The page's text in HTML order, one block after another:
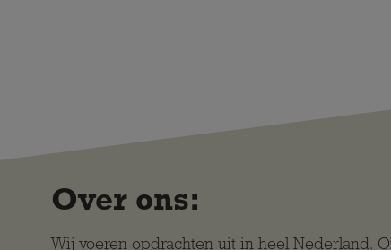
Over ons:
Wij voeren opdrachten uit in heel Nederland.